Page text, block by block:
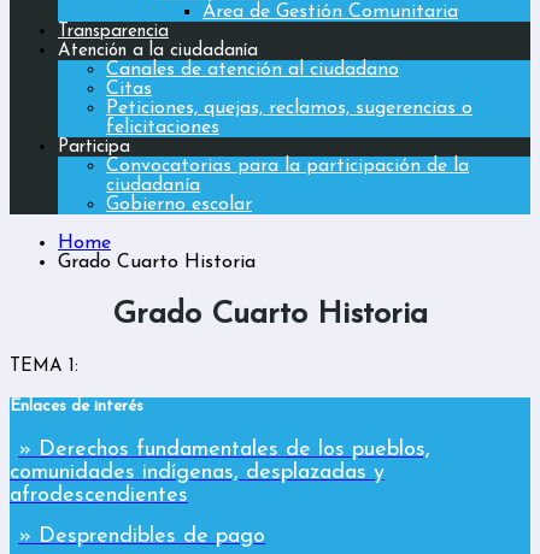
Área de Gestión Comunitaria
Transparencia
Atención a la ciudadanía
Canales de atención al ciudadano
Citas
Peticiones, quejas, reclamos, sugerencias o
felicitaciones
Participa
Convocatorias para la participación de la
ciudadanía
Gobierno escolar
Home
Grado Cuarto Historia
Grado Cuarto Historia
TEMA 1:
Enlaces de interés
» Derechos fundamentales de los pueblos,
comunidades indígenas, desplazadas y
afrodescendientes
» Desprendibles de pago